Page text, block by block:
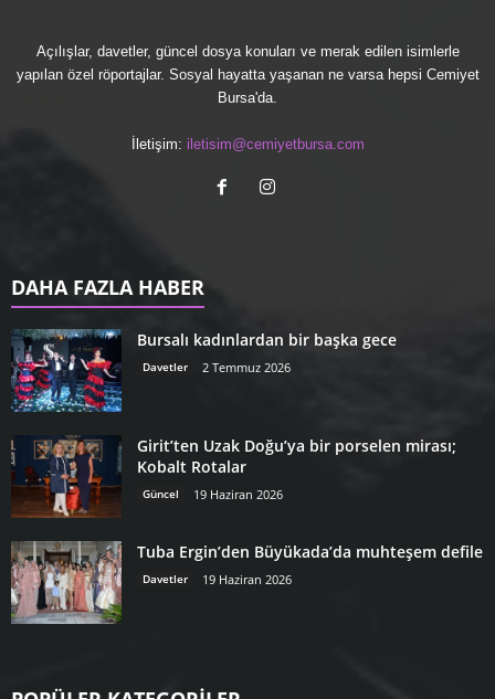
Açılışlar, davetler, güncel dosya konuları ve merak edilen isimlerle
yapılan özel röportajlar. Sosyal hayatta yaşanan ne varsa hepsi Cemiyet
Bursa'da.
İletişim: iletisim@cemiyetbursa.com
DAHA FAZLA HABER
Bursalı kadınlardan bir başka gece
Davetler 2 Temmuz 2026
Girit’ten Uzak Doğu’ya bir porselen mirası;
Kobalt Rotalar
Güncel 19 Haziran 2026
Tuba Ergin’den Büyükada’da muhteşem defile
Davetler 19 Haziran 2026